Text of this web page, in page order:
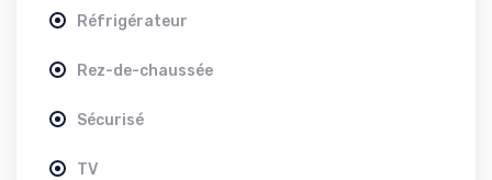
Réfrigérateur
Rez-de-chaussée
Sécurisé
TV